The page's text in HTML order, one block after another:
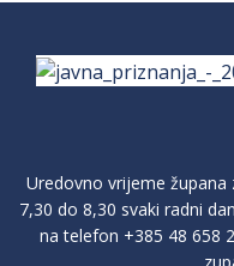
Uredovno vrijeme
7,30 do 8,30 svaki radni
na telefon +385 48 658